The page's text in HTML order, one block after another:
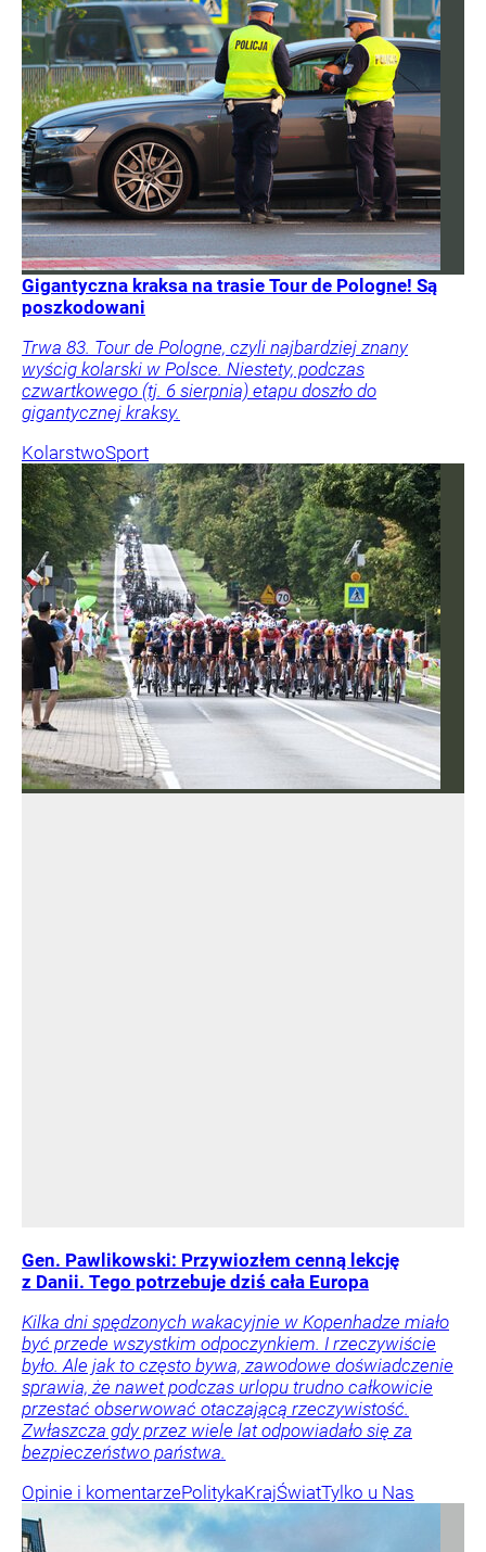
Gigantyczna kraksa na trasie Tour de Pologne! Są
poszkodowani
Trwa 83. Tour de Pologne, czyli najbardziej znany
wyścig kolarski w Polsce. Niestety, podczas
czwartkowego (tj. 6 sierpnia) etapu doszło do
gigantycznej kraksy.
KolarstwoSport
Gen. Pawlikowski: Przywiozłem cenną lekcję
z Danii. Tego potrzebuje dziś cała Europa
Kilka dni spędzonych wakacyjnie w Kopenhadze miało
być przede wszystkim odpoczynkiem. I rzeczywiście
było. Ale jak to często bywa, zawodowe doświadczenie
sprawia, że nawet podczas urlopu trudno całkowicie
przestać obserwować otaczającą rzeczywistość.
Zwłaszcza gdy przez wiele lat odpowiadało się za
bezpieczeństwo państwa.
Opinie i komentarzePolitykaKrajŚwiatTylko u Nas